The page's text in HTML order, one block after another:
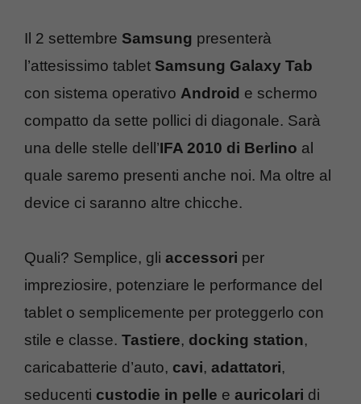
Il 2 settembre Samsung presenterà
l’attesissimo tablet Samsung Galaxy Tab
con sistema operativo Android e schermo
compatto da sette pollici di diagonale. Sarà
una delle stelle dell’IFA 2010 di Berlino al
quale saremo presenti anche noi. Ma oltre al
device ci saranno altre chicche.
Quali? Semplice, gli accessori per
impreziosire, potenziare le performance del
tablet o semplicemente per proteggerlo con
stile e classe. Tastiere, docking station,
caricabatterie d’auto, cavi, adattatori,
seducenti custodie in pelle e auricolari di